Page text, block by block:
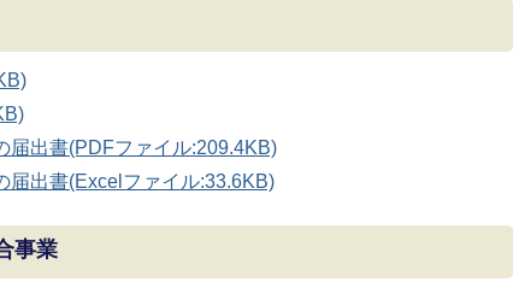
届出書(PDFファイル:209.4KB)
届出書(Excelファイル:33.6KB)
事業